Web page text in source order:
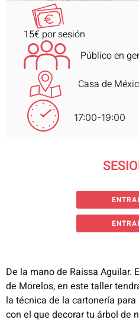
15€ por sesión
Público en
Casa de
17:00-19:00
De la mano de Raissa Aguilar.
de Morelos, en este taller
la técnica de la cartonería
con el que decorar tu árbol de